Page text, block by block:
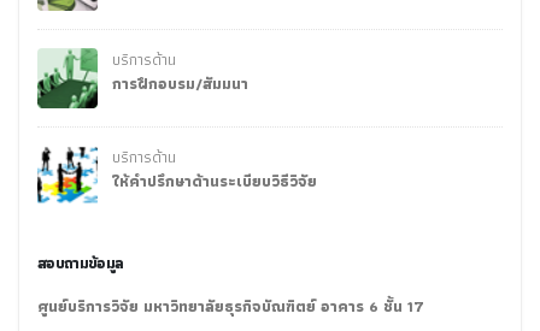
บริการด้าน
การฝึกอบรม/สัมมนา
บริการด้าน
ให้คำปรึกษาด้านระเบียบวิธีวิจัย
สอบถามข้อมูล
ศูนย์บริการวิจัย มหาวิทยาลัยธุรกิจบัณฑิตย์ อาคาร 6 ชั้น 17